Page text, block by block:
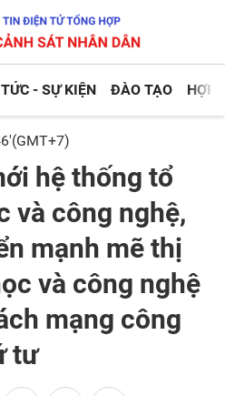
- SỰ KIỆN ĐÀO TẠO HỢP
hệ thống tổ
và công nghệ,
mạnh mẽ thị
và công nghệ
mạng công
tư